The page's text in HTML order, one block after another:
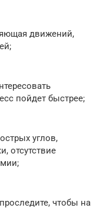
движений,
пойдет быстрее;
углов,
отсутствие
чтобы на